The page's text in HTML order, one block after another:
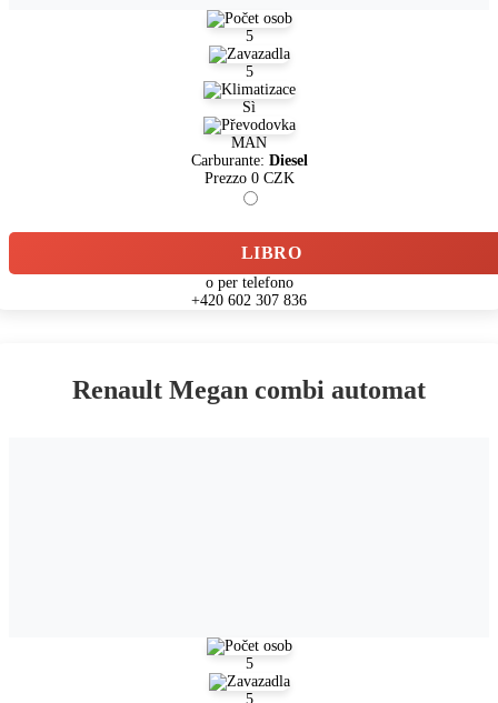
5
5
Sì
MAN
Carburante: Diesel
Prezzo 0CZK
LIBRO
o per telefono
+420 602 307 836
Renault Megan combi automat
5
5